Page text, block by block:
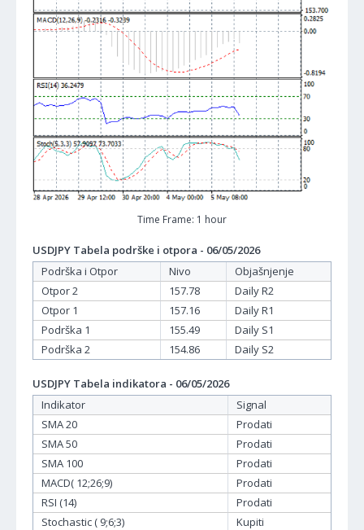
Time Frame: 1 hour
USDJPY Tabela podrške i otpora - 06/05/2026
Podrška i Otpor
Nivo
Objašnjenje
Otpor 2
157.78
Daily R2
Otpor 1
157.16
Daily R1
Podrška 1
155.49
Daily S1
Podrška 2
154.86 Daily S2
USDJPY Tabela indikatora - 06/05/2026
Indikator
Signal
SMA 20
Prodati
SMA 50
Prodati
SMA 100
Prodati
MACD( 12;26;9)
Prodati
RSI (14)
Prodati
Stochastic ( 9;6;3)
Kupiti